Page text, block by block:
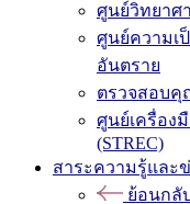
ศูนย์วิทยาศ
ศูนย์ความเ
อันตราย
ตรวจสอบคุ
ศูนย์เครื่อง
(STREC)
สาระความรู้และ
ย้อนกลั